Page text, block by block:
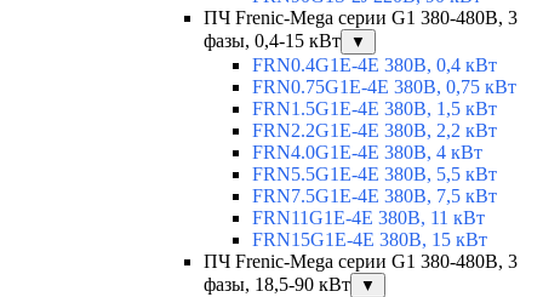
ПЧ Frenic-Mega серии G1 380-480В, 3
фазы, 0,4-15 кВт
▼
FRN0.4G1E-4E 380В, 0,4 кВт
FRN0.75G1E-4E 380В, 0,75 кВт
FRN1.5G1E-4E 380В, 1,5 кВт
FRN2.2G1E-4E 380В, 2,2 кВт
FRN4.0G1E-4E 380В, 4 кВт
FRN5.5G1E-4E 380В, 5,5 кВт
FRN7.5G1E-4E 380В, 7,5 кВт
FRN11G1E-4E 380В, 11 кВт
FRN15G1E-4E 380В, 15 кВт
ПЧ Frenic-Mega серии G1 380-480В, 3
фазы, 18,5-90 кВт
▼